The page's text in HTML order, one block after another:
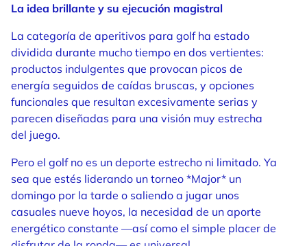
La idea brillante y su ejecución magistral
La categoría de aperitivos para golf ha estado
dividida durante mucho tiempo en dos vertientes:
productos indulgentes que provocan picos de
energía seguidos de caídas bruscas, y opciones
funcionales que resultan excesivamente serias y
parecen diseñadas para una visión muy estrecha
del juego.
Pero el golf no es un deporte estrecho ni limitado. Ya
sea que estés liderando un torneo *Major* un
domingo por la tarde o saliendo a jugar unos
casuales nueve hoyos, la necesidad de un aporte
energético constante —así como el simple placer de